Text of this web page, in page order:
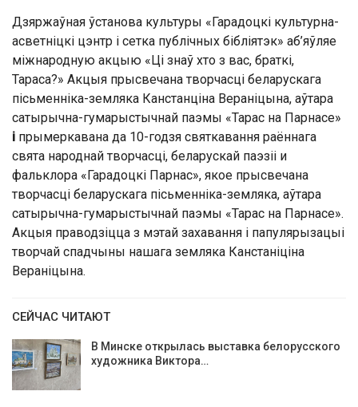
Дзяржаўная ўстанова культуры «Гарадоцкі культурна-
асветніцкі цэнтр і сетка публічных бібліятэк» аб’яўляе
міжнародную акцыю «Ці знаў хто з вас, браткі,
Тараса?» Акцыя прысвечана творчасці беларускага
пісьменніка-земляка Канстанціна Вераніцына, аўтара
сатырычна-гумарыстычнай паэмы «Тарас на Парнасе»
і прымеркавана да 10-годзя святкавання раённага
свята народнай творчасці, беларускай паэзіі и
фальклора «Гарадоцкі Парнас», якое прысвечана
творчасці беларускага пісьменніка-земляка, аўтара
сатырычна-гумарыстычнай паэмы «Тарас на Парнасе».
Акцыя праводзіцца з мэтай захавання і папулярызацыі
творчай спадчыны нашага земляка Канстаніціна
Вераніцына.
СЕЙЧАС ЧИТАЮТ
В Минске открылась выставка белорусского
художника Виктора…